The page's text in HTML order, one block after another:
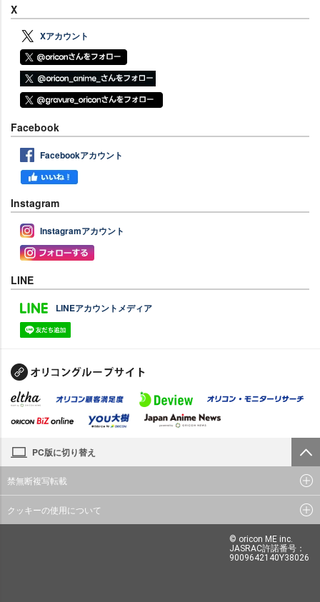
X
Xアカウント
Facebook
Facebookアカウント
Instagram
Instagramアカウント
LINE
LINEアカウントメディア
PC版に切り替え
禁無断複写転載
クッキーの使用について
© oricon ME inc.
JASRAC許諾番号：
9009642140Y38026